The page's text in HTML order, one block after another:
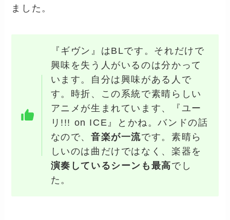
ました。
『ギヴン』はBLです。それだけで
興味を失う人がいるのは分かって
います。自分は興味がある人で
す。時折、この系統で素晴らしい
アニメが生まれています、『ユー
リ!!! on ICE』とかね。バンドの話
なので、 音楽が一流です。素晴ら
しいのは曲だけではなく、楽器を
演奏しているシーンも最高でし
た。